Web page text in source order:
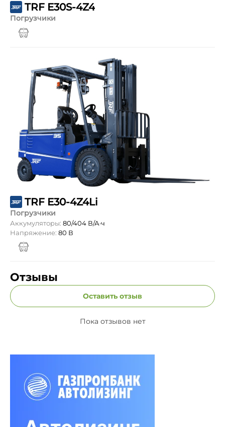
TRF E30S-4Z4
Погрузчики
TRF E30-4Z4Li
Погрузчики
Аккумуляторы: 80/404 В/А·ч
Напряжение: 80 В
Отзывы
Оставить отзыв
Пока отзывов нет